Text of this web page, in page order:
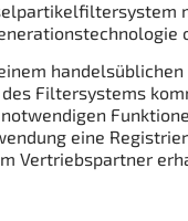
des Filtersystems
eine
Vertriebspartner